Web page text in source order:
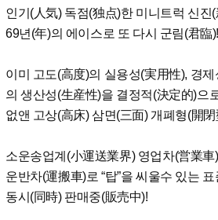
인기(人気) 독점(独点)한 미니트럭 신진
69년(年)의 에이스로 또 다시 군림(君臨)!
이미 고도(高度)의 실용성(実用性), 경
의 생산성(生産性)을 결정적(決定的)으
없앤 고상(高床) 삼면(三面) 개폐형(開
소운송업계(小運送業界) 영업차(営業
운반차(運搬車)로 “탑”을 씨울수 있는
동시(同時) 판매중(販売中)!